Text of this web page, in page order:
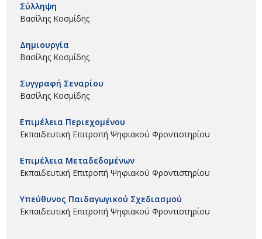
Σύλληψη
Βασίλης Κοσμίδης
Δημιουργία
Βασίλης Κοσμίδης
Συγγραφή Σεναρίου
Βασίλης Κοσμίδης
Επιμέλεια Περιεχομένου
Εκπαιδευτική Επιτροπή Ψηφιακού Φροντιστηρίου
Επιμέλεια Μεταδεδομένων
Εκπαιδευτική Επιτροπή Ψηφιακού Φροντιστηρίου
Υπεύθυνος Παιδαγωγικού Σχεδιασμού
Εκπαιδευτική Επιτροπή Ψηφιακού Φροντιστηρίου